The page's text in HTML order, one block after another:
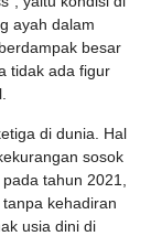
ayah dalam
besar
tidak ada figur
di dunia. Hal
sosok
tahun 2021,
kehadiran
usia dini di